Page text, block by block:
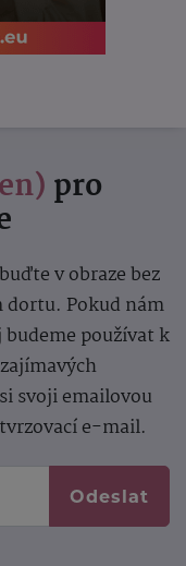
pro
v obraze bez
dortu. Pokud nám
používat k
svoji emailovou
e-mail.
Odeslat